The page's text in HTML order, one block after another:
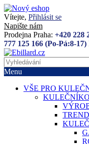
Vítejte, Přihlásit se
Napište nám
Prodejna Praha: +420 228
777 125 166 (Po-Pá:8-17)
Menu
VŠE PRO